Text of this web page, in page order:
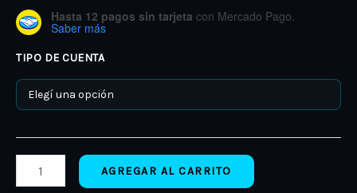
Hasta 12 pagos sin tarjeta con Mercado Pago.
Saber más
TIPO DE CUENTA
AGREGAR AL CARRITO